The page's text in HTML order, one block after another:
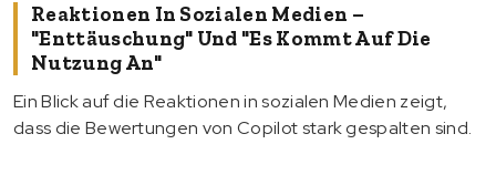
Reaktionen In Sozialen Medien –
"Enttäuschung" Und "es Kommt Auf Die
Nutzung An"
Ein Blick auf die Reaktionen in sozialen Medien zeigt,
dass die Bewertungen von Copilot stark gespalten sind.